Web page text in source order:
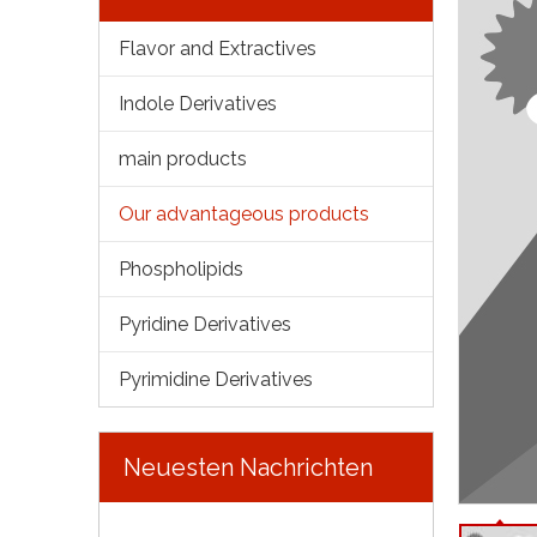
Flavor and Extractives
Indole Derivatives
main products
Our advantageous products
Phospholipids
Pyridine Derivatives
Pyrimidine Derivatives
Neuesten Nachrichten